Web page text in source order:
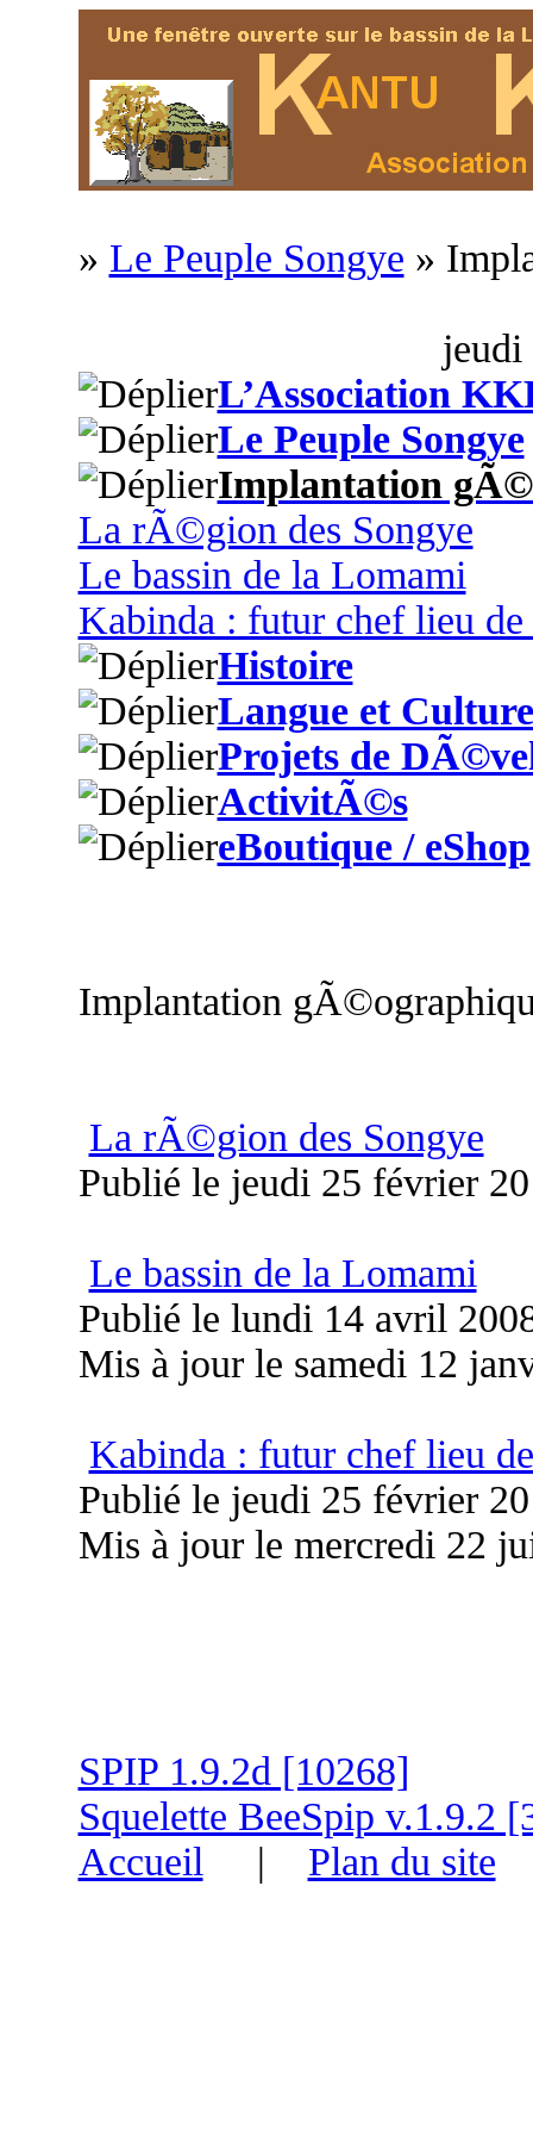
» Le Peuple Songye »
jeudi
L’Association
Le Peuple Songye
Implantation
La rÃ©gion des Songye
Le bassin de la Lomami
Kabinda : futur chef lieu
Histoire
Langue et Culture
Projets de
ActivitÃ©s
eBoutique / eShop
Implantation
La rÃ©gion des Songye
Publié le jeudi 25 février
Le bassin de la Lomami
Publié le lundi 14 avril
Mis à jour le samedi 12
Kabinda : futur chef lieu
Publié le jeudi 25 février
Mis à jour le mercredi 22
SPIP 1.9.2d [10268]
Squelette BeeSpip v.1.9.2
Accueil | Plan du site